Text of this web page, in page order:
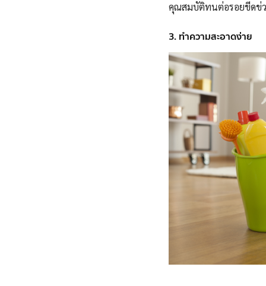
คุณสมบัติทนต่อรอยขีดข่ว
3. ทำความสะอาดง่าย